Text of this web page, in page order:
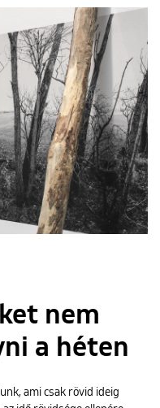
nem
a héten
ami csak rövid ideig